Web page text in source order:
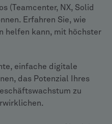
(Teamcenter, NX, Solid
Erfahren Sie, wie
helfen kann, mit höchster
einfache digitale
das Potenzial Ihres
zu